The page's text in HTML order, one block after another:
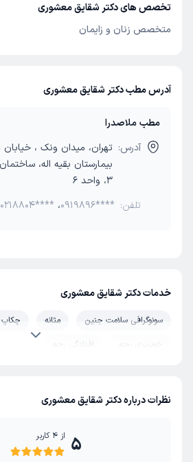
تخصص های دکتر شقایق معشوری
متخصص زنان و زایمان
آدرس مطب دکتر شقایق معشوری
مطب ملاصدرا
آدرس: تهران، میدان ونک ، خیابان
بیمارستان بقیه اله،
3، واحد 6
تلفن:
0218804**** ،0919896****
خدمات دکتر شقایق معشوری
سونوگرافی سلامت جنین مثانه چکاپ
خونریزی رحم
افتادگی رحم
لاپاراسکوپی فیبروم رحم
قاعدگی (پریود)
نظرات درباره دکتر شقایق معشوری
5 از 4 کاربر